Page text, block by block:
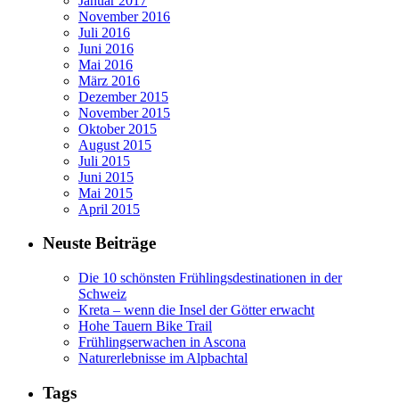
November 2016
Juli 2016
Juni 2016
Mai 2016
März 2016
Dezember 2015
November 2015
Oktober 2015
August 2015
Juli 2015
Juni 2015
Mai 2015
April 2015
Neuste Beiträge
Die 10 schönsten Frühlingsdestinationen in der
Schweiz
Kreta – wenn die Insel der Götter erwacht
Hohe Tauern Bike Trail
Frühlingserwachen in Ascona
Naturerlebnisse im Alpbachtal
Tags